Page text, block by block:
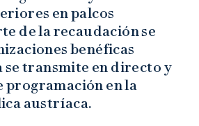
en palcos
de la recaudación se
benéficas
se transmite en directo y
programación en la
austríaca.